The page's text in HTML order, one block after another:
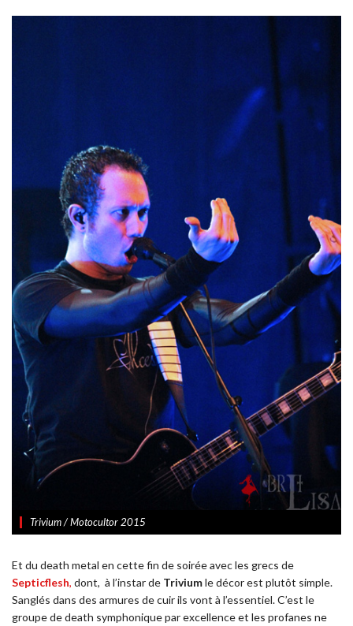
Trivium / Motocultor 2015
Et du death metal en cette fin de soirée avec les grecs de
Septicflesh, dont, à l’instar de Triviumle décor est plutôt simple.
Sanglés dans des armures de cuir ils vont à l’essentiel. C’est le
groupe de death symphonique par excellence et les profanes ne